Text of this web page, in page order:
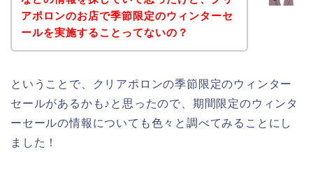
アポロンのお店で季節限定のウィンターセ
ールを実施することってないの？
ということで、クリアポロンの季節限定のウィンター
セールがあるかも♪と思ったので、期間限定のウィンタ
ーセールの情報についても色々と調べてみることにし
ました！